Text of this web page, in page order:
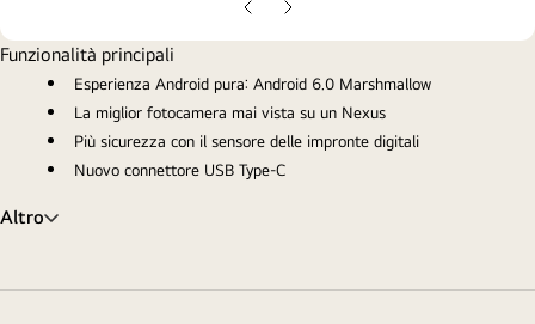
Slide
precedente
Slide
successiva
Funzionalità principali
Esperienza Android pura: Android 6.0 Marshmallow
La miglior fotocamera mai vista su un Nexus
Più sicurezza con il sensore delle impronte digitali
Nuovo connettore USB Type-C
Altro